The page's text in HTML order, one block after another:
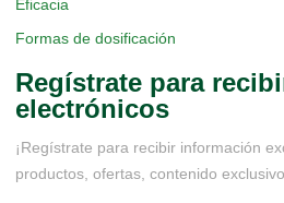
Eficacia
Formas de dosificación
Regístrate para
electrónicos
¡Regístrate para recibir información
productos, ofertas, contenido